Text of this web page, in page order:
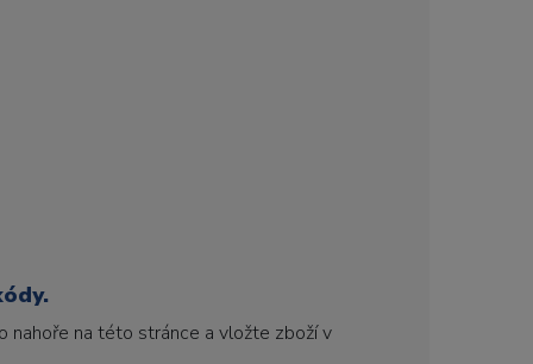
nahoře na této stránce a vložte zboží v